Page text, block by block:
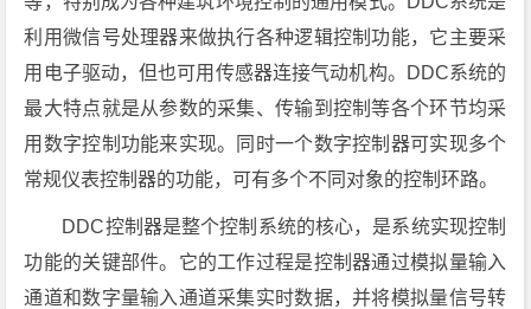
利用微信号处理器来做执行各种逻辑控制功能，它主要采
用电子驱动，但也可用传感器连接气动机构。DDC系统的
最大特点就是从参数的采集、传输到控制等各个环节均采
用数字控制功能来实现。同时一个数字控制器可实现多个
常规仪表控制器的功能，可有多个不同对象的控制环路。
DDC控制器是整个控制系统的核心，是系统实现控制
功能的关键部件。它的工作过程是控制器通过模拟量输入
通道和数字量输入通道采集实时数据，并将模拟量信号转